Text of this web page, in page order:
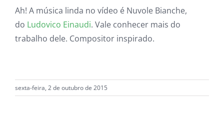
Ah! A música linda no vídeo é Nuvole Bianche,
do Ludovico Einaudi. Vale conhecer mais do
trabalho dele. Compositor inspirado.
sexta-feira, 2 de outubro de 2015